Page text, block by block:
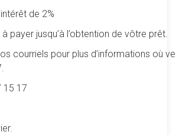
de 2%
payer jusqu’à l’obtention de vôtre prêt.
courriels pour plus d’informations où
15 17